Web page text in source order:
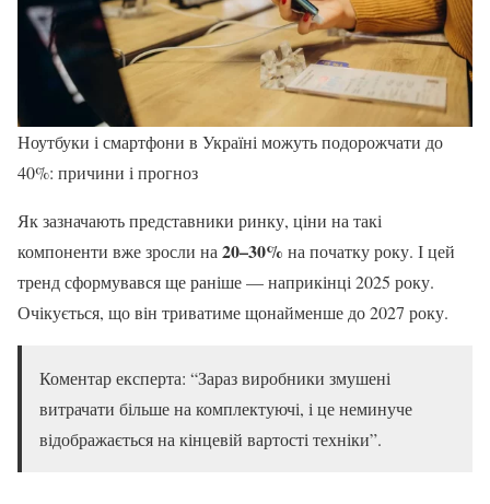
Ноутбуки і смартфони в Україні можуть подорожчати до
40%: причини і прогноз
Як зазначають представники ринку, ціни на такі
компоненти вже зросли на 20–30% на початку року. І цей
тренд сформувався ще раніше — наприкінці 2025 року.
Очікується, що він триватиме щонайменше до 2027 року.
Коментар експерта: “Зараз виробники змушені
витрачати більше на комплектуючі, і це неминуче
відображається на кінцевій вартості техніки”.